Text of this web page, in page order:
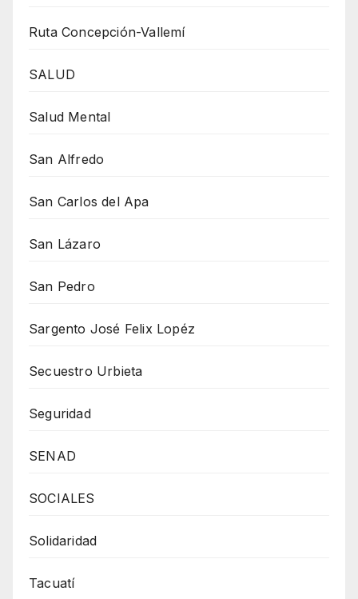
Ruta Concepción-Vallemí
SALUD
Salud Mental
San Alfredo
San Carlos del Apa
San Lázaro
San Pedro
Sargento José Felix Lopéz
Secuestro Urbieta
Seguridad
SENAD
SOCIALES
Solidaridad
Tacuatí